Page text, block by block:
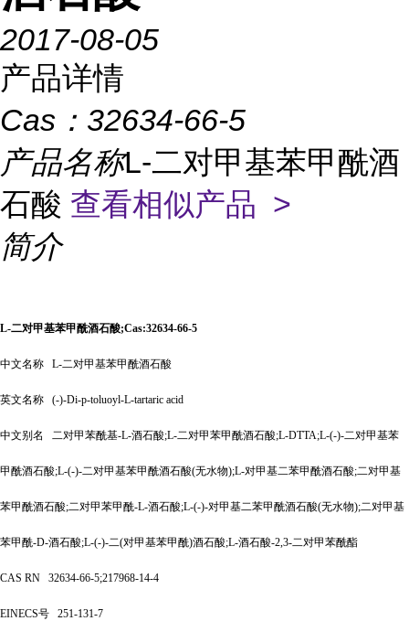
2017-08-05
产品详情
Cas： 32634-66-5
产品名称L-二对甲基苯甲酰酒
石酸 查看相似产品 >
简介
L-二对甲基苯甲酰酒石酸;Cas:32634-66-5
中文名称 L-二对甲基苯甲酰酒石酸
英文名称 (-)-Di-p-toluoyl-L-tartaric acid
中文别名 二对甲苯酰基-L-酒石酸;L-二对甲苯甲酰酒石酸;L-DTTA;L-(-)-二对甲基苯
甲酰酒石酸;L-(-)-二对甲基苯甲酰酒石酸(无水物);L-对甲基二苯甲酰酒石酸;二对甲基
苯甲酰酒石酸;二对甲苯甲酰-L-酒石酸;L-(-)-对甲基二苯甲酰酒石酸(无水物);二对甲基
苯甲酰-D-酒石酸;L-(-)-二(对甲基苯甲酰)酒石酸;L-酒石酸-2,3-二对甲苯酰酯
CAS RN 32634-66-5;217968-14-4
EINECS号 251-131-7